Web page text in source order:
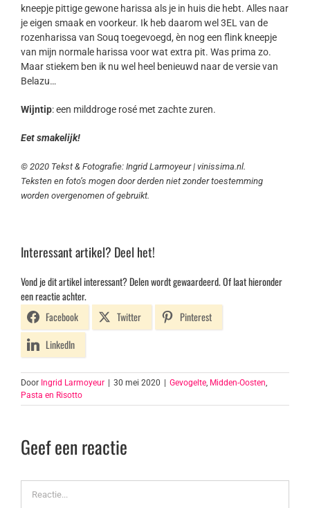
kneepje pittige gewone harissa als je in huis die hebt. Alles naar
je eigen smaak en voorkeur. Ik heb daarom wel 3EL van de
rozenharissa van Souq toegevoegd, èn nog een flink kneepje
van mijn normale harissa voor wat extra pit. Was prima zo.
Maar stiekem ben ik nu wel heel benieuwd naar de versie van
Belazu…
Wijntip: een milddroge rosé met zachte zuren.
Eet smakelijk!
© 2020 Tekst & Fotografie: Ingrid Larmoyeur | vinissima.nl.
Teksten en foto’s mogen door derden niet zonder toestemming
worden overgenomen of gebruikt.
Interessant artikel? Deel het!
Vond je dit artikel interessant? Delen wordt gewaardeerd. Of laat hieronder
een reactie achter.
Facebook
Twitter
Pinterest
LinkedIn
Door Ingrid Larmoyeur 30 mei 2020 Gevogelte, Midden-Oosten,
Pasta en Risotto
Geef een reactie